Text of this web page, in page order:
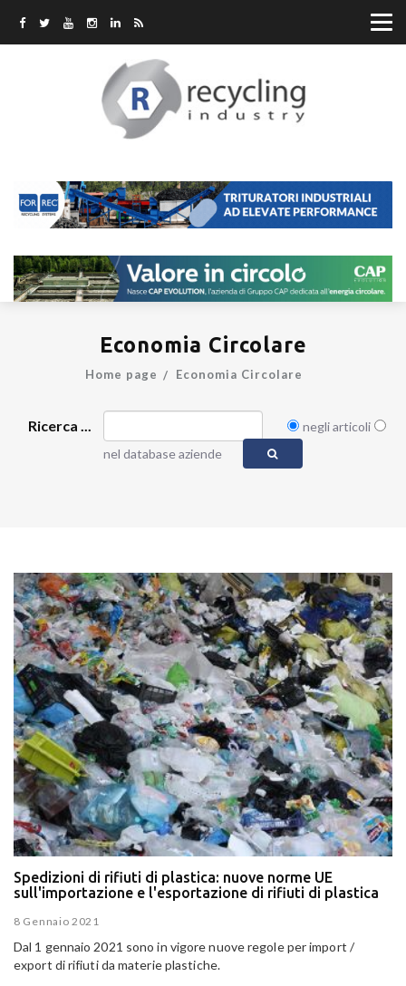
Economia Circolare
Home page Economia Circolare
Ricerca ...
negli articoli
nel database aziende
Spedizioni di rifiuti di plastica: nuove norme UE
sull'importazione e l'esportazione di rifiuti di plastica
8 Gennaio 2021
Dal 1 gennaio 2021 sono in vigore nuove regole per import /
export di rifiuti da materie plastiche.